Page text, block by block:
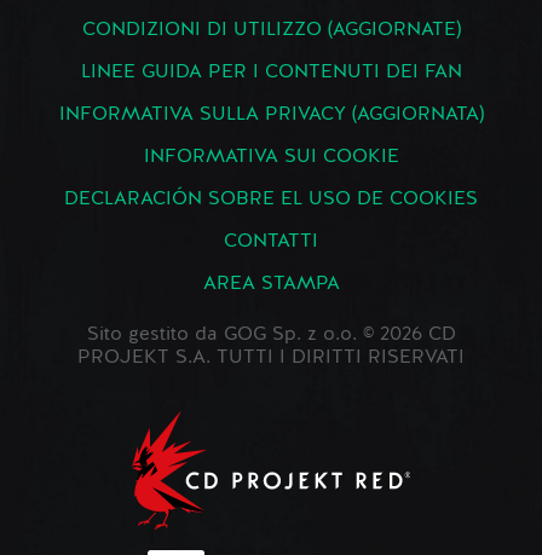
CONDIZIONI DI UTILIZZO (AGGIORNATE)
LINEE GUIDA PER I CONTENUTI DEI FAN
INFORMATIVA SULLA PRIVACY (AGGIORNATA)
INFORMATIVA SUI COOKIE
DECLARACIÓN SOBRE EL USO DE COOKIES
CONTATTI
AREA STAMPA
Sito gestito da GOG Sp. z o.o. © 2026 CD
PROJEKT S.A. TUTTI I DIRITTI RISERVATI